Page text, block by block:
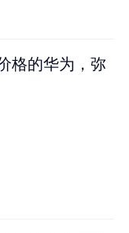
格的华为，弥